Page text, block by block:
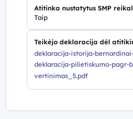
Atitinka nustatytus SMP
Taip
Teikėjo deklaracija dėl
deklaracija-istorija-
deklaracija-pilietiskumo-pagr-
vertinimas_5.pdf